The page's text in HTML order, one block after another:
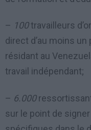
– 100travailleurs
direct d’au moins un
résidant au
travail indépendant;
– 6.000
sur le point de